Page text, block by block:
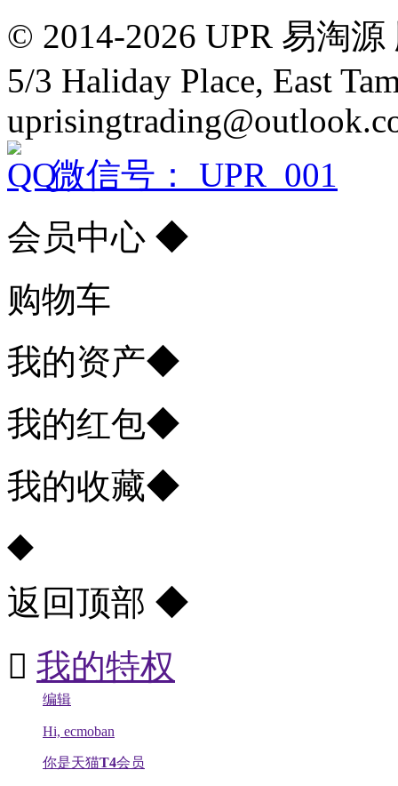
© 2014-2026 UPR 易淘
5/3 Haliday Place, East
微信号： UPR_001
会员中心 ◆
购物车
我的资产◆
我的红包◆
我的收藏◆
◆
返回顶部 ◆
 我的特权
编辑
Hi, ecmoban
你是天猫T4会员